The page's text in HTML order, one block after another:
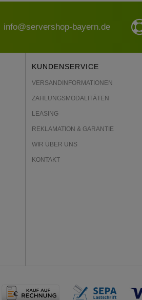
info@servershop-bayern.de
KUNDENSERVICE
VERSANDINFORMATIONEN
ZAHLUNGSMODALITÄTEN
LEASING
REKLAMATION & GARANTIE
WIR ÜBER UNS
KONTAKT